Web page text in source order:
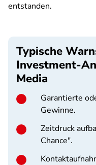
entstanden.
Typische
Investment-
Media
Garantierte
Gewinne.
Zeitdruck
Chance".